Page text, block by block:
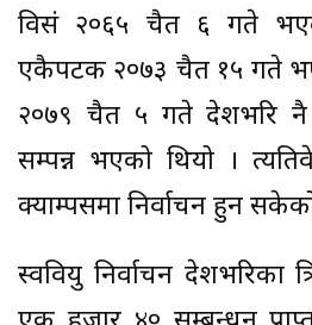
विसं २०६५ चैत ६ गते
एकैपटक २०७३ चैत १५ गते
२०७९ चैत ५ गते देशभरि नै
सम्पन्न भएको थियो ।
क्याम्पसमा निर्वाचन हुन
स्ववियु निर्वाचन देशभरिका